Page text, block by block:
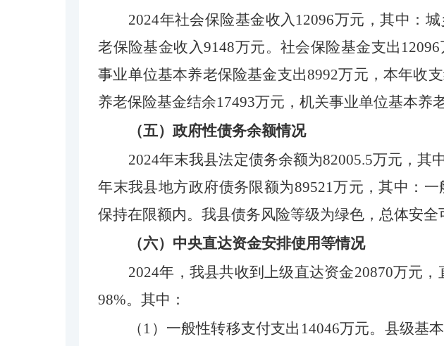
2024年社会保险基金收入 12096万元，其中：
老保险基金收入9148万元。社会保险基金支出 12096
事业单位基本养老保险基金支出8992万元 ， 本年收
养老保险基金结余17493万元，机关事业单位基本养
（五）政府性债务余额情况
2024年末我县法定债务余额为82005.5万元，其
年末我县地方政府债务限额为89521万元，其中：一
保持在限额内。我县债务风险等级为绿色，总体安全
（六）中央直达资金安排使用等情况
2024年，我县共收到上级直达资金20870万元
98%。其中：
（ 1）一般性转移支付支出14046万元。县级基